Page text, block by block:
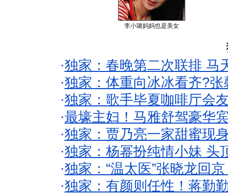
李小璐妈妈也是美女
·独家：春晚第二次联排 马
·独家：体重向冰冰看齐?
·独家：歌手毕夏咖啡厅会
·最壕主妇！马雅舒驾豪华
·独家：贾乃亮一家甜蜜现
·独家：杨幂扮纯情小妹 头
·独家：“温太医”张晓龙回
·独家：有颜则任性！蒋勤